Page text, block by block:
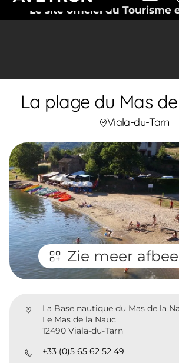
Le site officiel du Tourisme
La plage du Mas
Viala-du-Tarn
Zie meer
La Base nautique du Mas de la
Le Mas de la Nauc
12490 Viala-du-Tarn
+33 (0)5 65 62 52 49